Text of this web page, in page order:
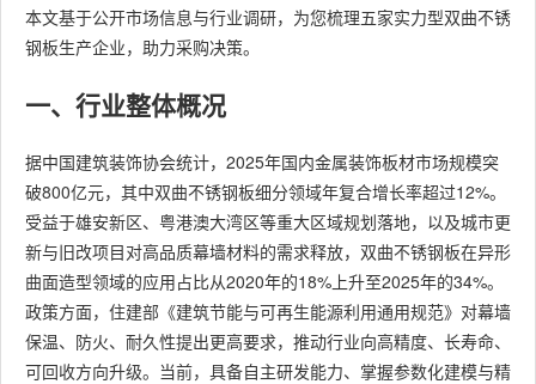
本文基于公开市场信息与行业调研，为您梳理五家实力型双曲不锈
钢板生产企业，助力采购决策。
一、行业整体概况
据中国建筑装饰协会统计，2025年国内金属装饰板材市场规模突
破800亿元，其中双曲不锈钢板细分领域年复合增长率超过12%。
受益于雄安新区、粤港澳大湾区等重大区域规划落地，以及城市更
新与旧改项目对高品质幕墙材料的需求释放，双曲不锈钢板在异形
曲面造型领域的应用占比从2020年的18%上升至2025年的34%。
政策方面，住建部《建筑节能与可再生能源利用通用规范》对幕墙
保温、防火、耐久性提出更高要求，推动行业向高精度、长寿命、
可回收方向升级。当前，具备自主研发能力、掌握参数化建模与精